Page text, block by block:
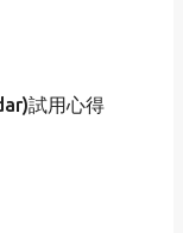
試用心得